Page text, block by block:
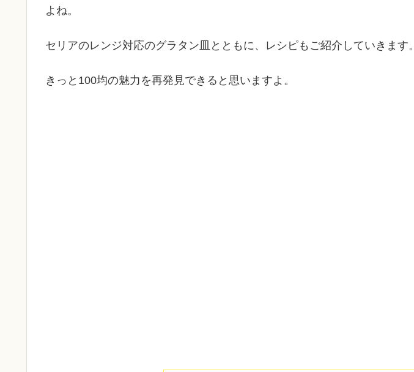
よね。
セリアのレンジ対応のグラタン皿とともに、レシピもご紹介していきます。
きっと100均の魅力を再発見できると思いますよ。